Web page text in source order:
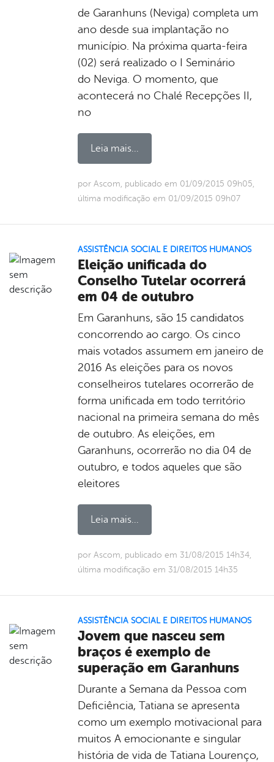
de Garanhuns (Neviga) completa um
ano desde sua implantação no
município. Na próxima quarta-feira
(02) será realizado o I Seminário
do Neviga. O momento, que
acontecerá no Chalé Recepções II,
no
Leia mais...
por Ascom, publicado em 01/09/2015 09h05,
última modificação em 01/09/2015 09h07
ASSISTÊNCIA SOCIAL E DIREITOS HUMANOS
Eleição unificada do
Conselho Tutelar ocorrerá
em 04 de outubro
Em Garanhuns, são 15 candidatos
concorrendo ao cargo. Os cinco
mais votados assumem em janeiro de
2016 As eleições para os novos
conselheiros tutelares ocorrerão de
forma unificada em todo território
nacional na primeira semana do mês
de outubro. As eleições, em
Garanhuns, ocorrerão no dia 04 de
outubro, e todos aqueles que são
eleitores
Leia mais...
por Ascom, publicado em 31/08/2015 14h34,
última modificação em 31/08/2015 14h35
ASSISTÊNCIA SOCIAL E DIREITOS HUMANOS
Jovem que nasceu sem
braços é exemplo de
superação em Garanhuns
Durante a Semana da Pessoa com
Deficiência, Tatiana se apresenta
como um exemplo motivacional para
muitos A emocionante e singular
história de vida de Tatiana Lourenço,